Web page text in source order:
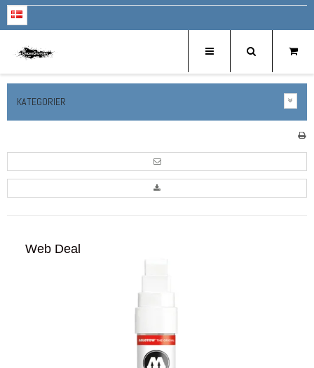
KATEGORIER
Web Deal